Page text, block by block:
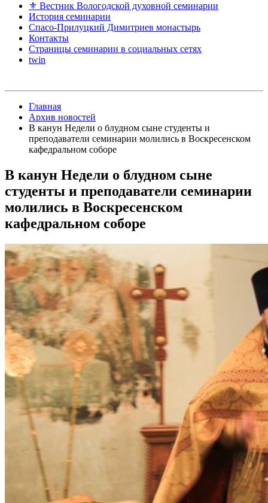
⚜ Вестник Вологодской духовной семинарии
История семинарии
Спасо-Прилуцкий Димитриев монастырь
Контакты
Страницы семинарии в социальных сетях
twin
Главная
Архив новостей
В канун Недели о блудном сыне студенты и
преподаватели семинарии молились в Воскресенском
кафедральном соборе
В канун Недели о блудном сыне
студенты и преподаватели семинарии
молились в Воскресенском
кафедральном соборе